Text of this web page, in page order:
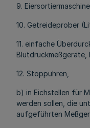
9.
10. Getreideprober
11. einfache
Blutdruckmeßgeräte,
12. Stoppuhren,
b) in Eichstellen für
werden sollen, die
aufgeführten